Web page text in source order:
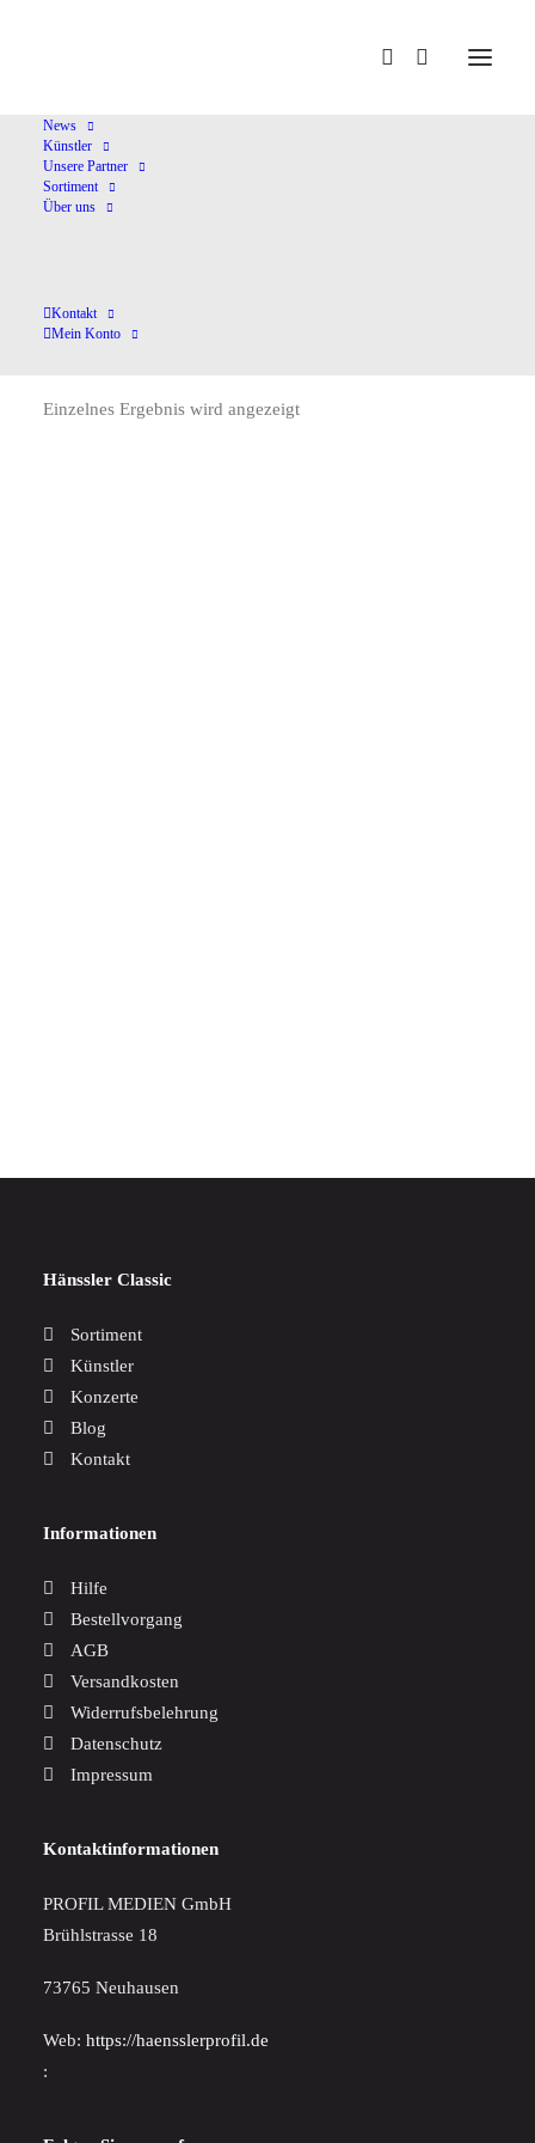
News
Künstler
Unsere Partner
Sortiment
Über uns
Kontakt
Mein Konto
Vardai,I.
Einzelnes Ergebnis wird angezeigt
Hänssler Classic
Sortiment
Künstler
Konzerte
Blog
Kontakt
Informationen
Hilfe
Bestellvorgang
AGB
Versandkosten
Widerrufsbelehrung
Datenschutz
Impressum
Kontaktinformationen
PROFIL MEDIEN GmbH
Brühlstrasse 18
73765 Neuhausen
Web: https://haensslerprofil.de
: